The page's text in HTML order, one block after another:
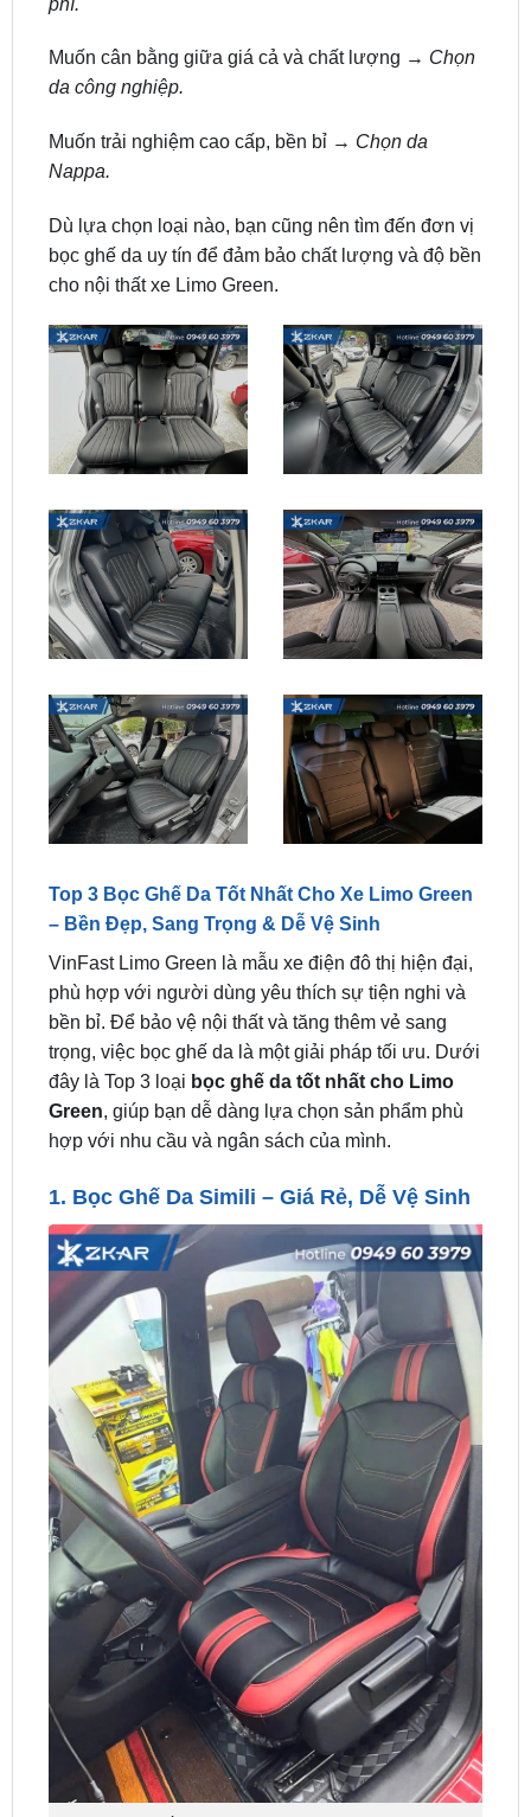
Muốn trải nghiệm cao cấp, bền bỉ →
Dù lựa chọn loại nào, bạn cũng nên tìm đến đơn vị
cho nội thất xe Limo Green.
Top 3 Bọc Ghế Da Tốt Nhất Cho Xe Limo Green
VinFast Limo Green là mẫu xe điện đô thị hiện đại,
phù hợp với người dùng yêu thích sự tiện nghi và
bền bỉ. Để bảo vệ nội thất và tăng thêm vẻ sang
trọng, việc bọc ghế da là một giải pháp tối ưu. Dưới
đây là Top 3 loạibọc ghế da tốt nhất cho Limo
Green, giúp bạn dễ dàng lựa chọn sản phẩm phù
hợp với nhu cầu và ngân sách của mình.
1.Bọc Ghế Da Simili– Giá Rẻ, Dễ Vệ Sinh
Bọc Ghế Da Simili cho xe điện Limo green